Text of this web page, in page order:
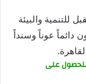
للتنمية والبيئة
دائماً عوناً وسنداً
للحصول على